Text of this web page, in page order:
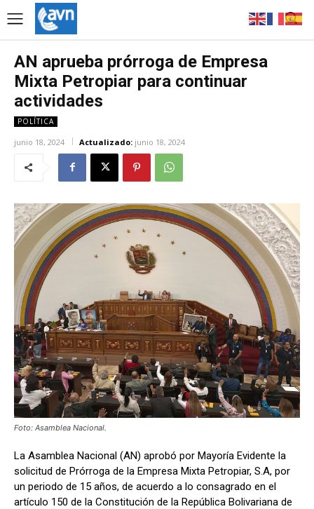
AN aprueba prórroga de Empresa
Mixta Petropiar para continuar
actividades
POLÍTICA
junio 18, 2024 Actualizado: junio 18, 2024
Foto: Asamblea Nacional.
La Asamblea Nacional (AN) aprobó por Mayoría Evidente la
solicitud de Prórroga de la Empresa Mixta Petropiar, S.A, por
un periodo de 15 años, de acuerdo a lo consagrado en el
artículo 150 de la Constitución de la República Bolivariana de